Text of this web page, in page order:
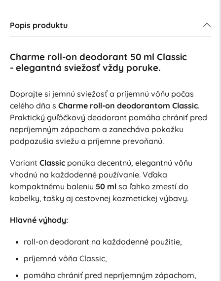
Popis produktu
Charme roll-on deodorant 50 ml Classic
- elegantná sviežosť vždy poruke.
Doprajte si jemnú sviežosť a príjemnú vôňu počas
celého dňa s Charme roll-on deodorantom Classic.
Praktický guľôčkový deodorant pomáha chrániť pred
nepríjemným zápachom a zanecháva pokožku
podpazušia sviežu a príjemne prevoňanú.
Variant Classicponúka decentnú, elegantnú vôňu
vhodnú na každodenné používanie. Vďaka
kompaktnému baleniu 50 mlsa ľahko zmestí do
kabelky, tašky aj cestovnej kozmetickej výbavy.
Hlavné výhody:
roll-on deodorant na každodenné použitie,
príjemná vôňa Classic,
pomáha chrániť pred nepríjemným zápachom,